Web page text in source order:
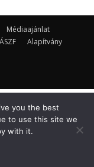
Médiaajánlat
ÁSZF
Alapítvány
you the best
to use this site we
with it.